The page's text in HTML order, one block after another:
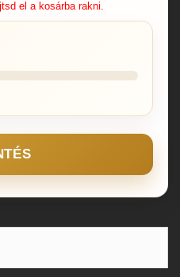
el a kosárba rakni.